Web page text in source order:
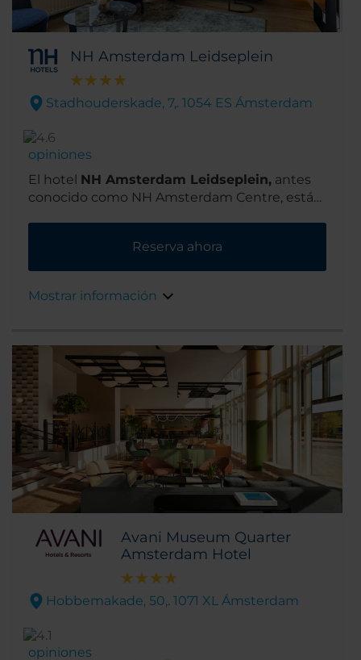
NH Amsterdam Leidseplein
Stadhouderskade, 7,. 1054 ES Ámsterdam
opiniones
El hotel NH Amsterdam Leidseplein, antes
conocido como NH Amsterdam Centre, está
el precioso barrio de los museos es ideal ya
que el Museo Van Gogh está a un corto paseo.
hotel encontrarás tiendas, cafeterías y
Reserva ahora
Mostrar información
Avani Museum Quarter
Amsterdam Hotel
Hobbemakade, 50,. 1071 XL Ámsterdam
opiniones